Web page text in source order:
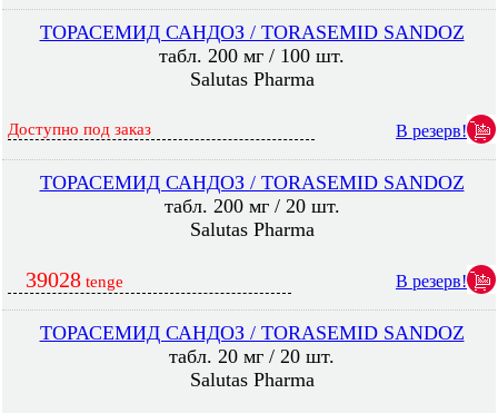
ТОРАСЕМИД САНДОЗ / TORASEMID SANDOZ
табл. 200 мг / 100 шт.
Salutas Pharma
Доступно под заказ В резерв!
ТОРАСЕМИД САНДОЗ / TORASEMID SANDOZ
табл. 200 мг / 20 шт.
Salutas Pharma
39028 tenge В резерв!
ТОРАСЕМИД САНДОЗ / TORASEMID SANDOZ
табл. 20 мг / 20 шт.
Salutas Pharma